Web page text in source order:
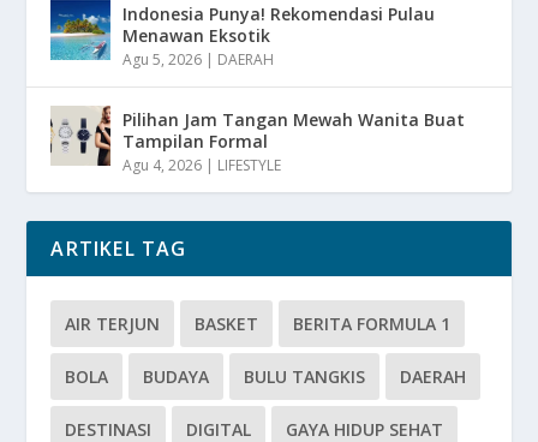
Indonesia Punya! Rekomendasi Pulau
Menawan Eksotik
Agu 5, 2026 | DAERAH
Pilihan Jam Tangan Mewah Wanita Buat
Tampilan Formal
Agu 4, 2026 | LIFESTYLE
ARTIKEL TAG
AIR TERJUN BASKET BERITA FORMULA 1
BOLA BUDAYA BULU TANGKIS DAERAH
DESTINASI DIGITAL GAYA HIDUP SEHAT